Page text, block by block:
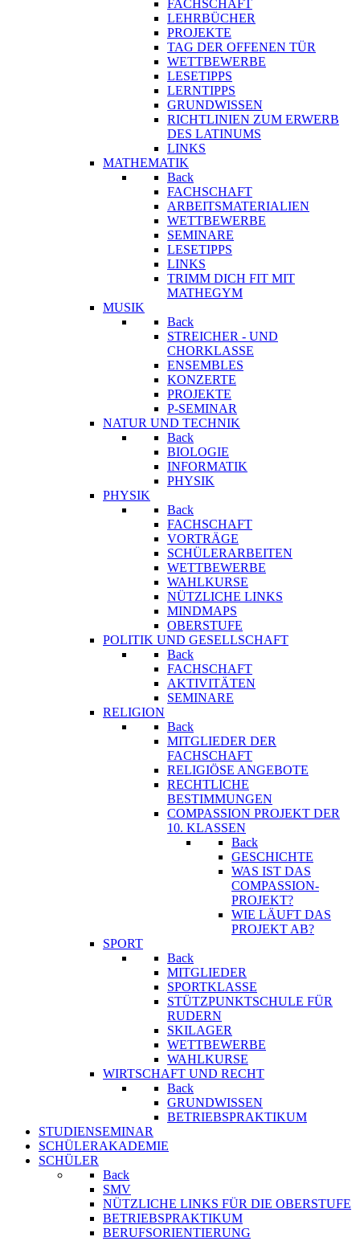
FACHSCHAFT
LEHRBÜCHER
PROJEKTE
TAG DER OFFENEN TÜR
WETTBEWERBE
LESETIPPS
LERNTIPPS
GRUNDWISSEN
RICHTLINIEN ZUM ERWERB
DES LATINUMS
LINKS
MATHEMATIK
Back
FACHSCHAFT
ARBEITSMATERIALIEN
WETTBEWERBE
SEMINARE
LESETIPPS
LINKS
TRIMM DICH FIT MIT
MATHEGYM
MUSIK
Back
STREICHER - UND
CHORKLASSE
ENSEMBLES
KONZERTE
PROJEKTE
P-SEMINAR
NATUR UND TECHNIK
Back
BIOLOGIE
INFORMATIK
PHYSIK
PHYSIK
Back
FACHSCHAFT
VORTRÄGE
SCHÜLERARBEITEN
WETTBEWERBE
WAHLKURSE
NÜTZLICHE LINKS
MINDMAPS
OBERSTUFE
POLITIK UND GESELLSCHAFT
Back
FACHSCHAFT
AKTIVITÄTEN
SEMINARE
RELIGION
Back
MITGLIEDER DER
FACHSCHAFT
RELIGIÖSE ANGEBOTE
RECHTLICHE
BESTIMMUNGEN
COMPASSION PROJEKT DER
10. KLASSEN
Back
GESCHICHTE
WAS IST DAS
COMPASSION-
PROJEKT?
WIE LÄUFT DAS
PROJEKT AB?
SPORT
Back
MITGLIEDER
SPORTKLASSE
STÜTZPUNKTSCHULE FÜR
RUDERN
SKILAGER
WETTBEWERBE
WAHLKURSE
WIRTSCHAFT UND RECHT
Back
GRUNDWISSEN
BETRIEBSPRAKTIKUM
STUDIENSEMINAR
SCHÜLERAKADEMIE
SCHÜLER
Back
SMV
NÜTZLICHE LINKS FÜR DIE OBERSTUFE
BETRIEBSPRAKTIKUM
BERUFSORIENTIERUNG